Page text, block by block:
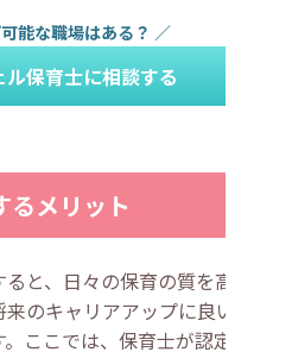
能な職場はある？ ／
ル保育士に相談する
るメリット
と、日々の保育の質を高める
のキャリアアップに良い影響
ここでは、保育士が認定保育